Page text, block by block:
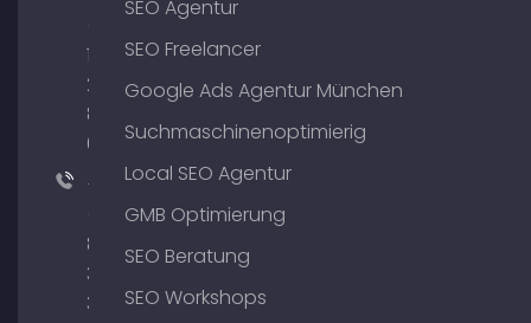
176
204
801
64
+49
89
380
375
SEO Agentur
SEO Freelancer
Google Ads Agentur München
Suchmaschinenoptimierig
Local SEO Agentur
GMB Optimierung
SEO Beratung
SEO Workshops